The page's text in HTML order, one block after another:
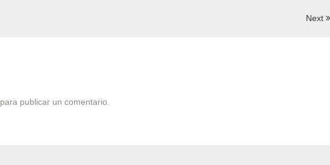
Next
para publicar un comentario.